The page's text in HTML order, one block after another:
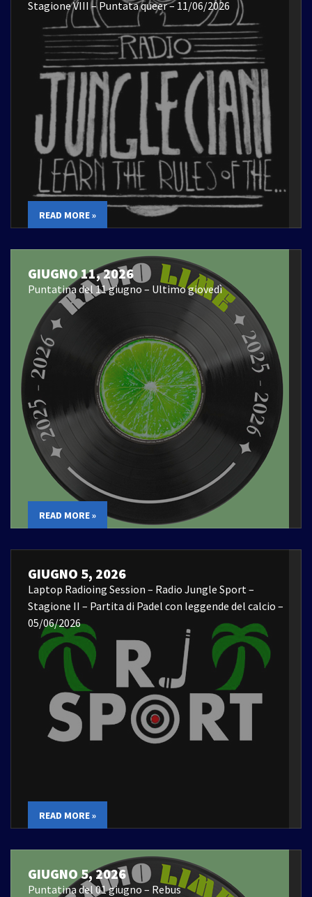
Stagione VIII – Puntata queer – 11/06/2026
READ MORE »
GIUGNO 11, 2026
Puntatina del 11 giugno – Ultimo giovedì
READ MORE »
GIUGNO 5, 2026
Laptop Radioing Session – Radio Jungle Sport –
Stagione II – Partita di Padel con leggende del calcio –
05/06/2026
READ MORE »
GIUGNO 5, 2026
Puntatina del 01 giugno – Rebus